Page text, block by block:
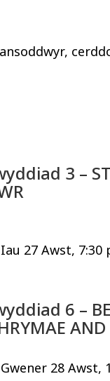
3 –
27 Awst, 7:30
6 –
28 Awst,